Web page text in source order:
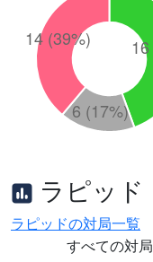
ラピッド
ラピッドの対局一覧
すべての対局